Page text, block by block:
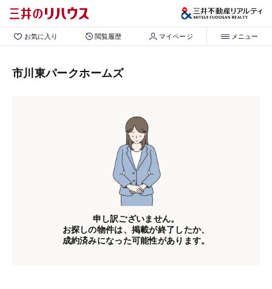
お気に入り 閲覧履歴 マイページ メニュー
市川東パークホームズ
申し訳ございません。
お探しの物件は、掲載が終了したか、
成約済みになった可能性があります。